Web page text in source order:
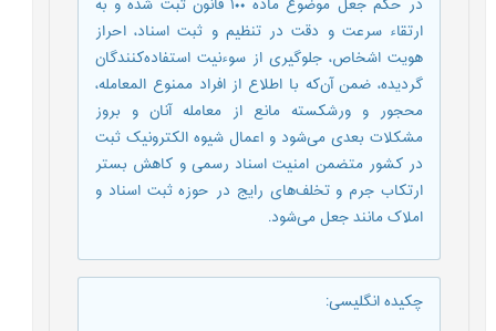
در حکم جعل موضوع ماده ۱۰۰ قانون ثبت شده و به
ارتقاء سرعت و دقت در تنظیم و ثبت اسناد، احراز
هویت اشخاص، جلوگیری از سوءنیت استفاده‌کنندگان
گردیده، ضمن آن‌که با اطلاع از افراد ممنوع المعامله،
محجور و ورشکسته مانع از معامله آنان و بروز
مشکلات بعدی می‌شود و اعمال شیوه الکترونیک ثبت
در کشور متضمن امنیت اسناد رسمی و کاهش بستر
ارتکاب جرم و تخلف‌های رایج در حوزه ثبت اسناد و
املاک مانند جعل می‌شود.
چکیده انگلیسی: